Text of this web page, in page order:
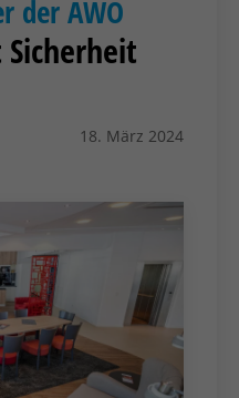
der AWO
18. März 2024